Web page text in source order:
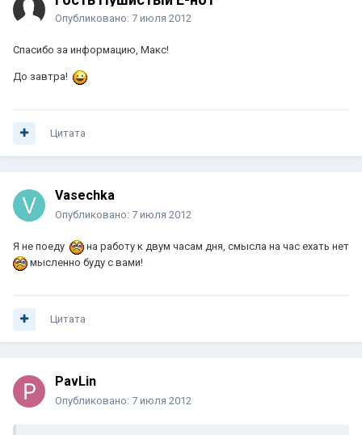
Опубликовано: 7 июля 2012
Спасибо за информацию, Макс!
До завтра!
Цитата
Vasechka
Опубликовано: 7 июля 2012
Я не поеду
на работу к двум часам дня, смысла на час ехать нет
мысленно буду с вами!
Цитата
PavLin
Опубликовано: 7 июля 2012